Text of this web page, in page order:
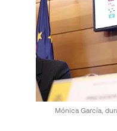
Mónica García,